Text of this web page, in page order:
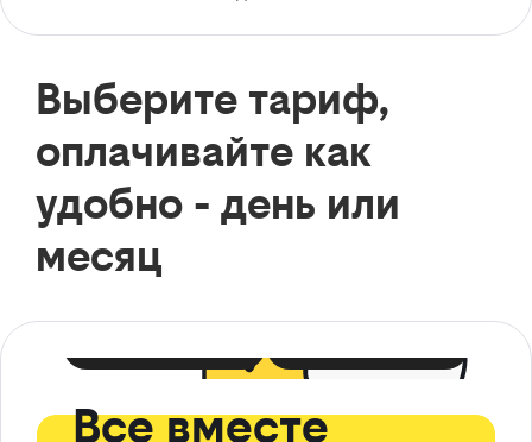
Выберите тариф,
оплачивайте как
удобно - день или
месяц
Все вместе